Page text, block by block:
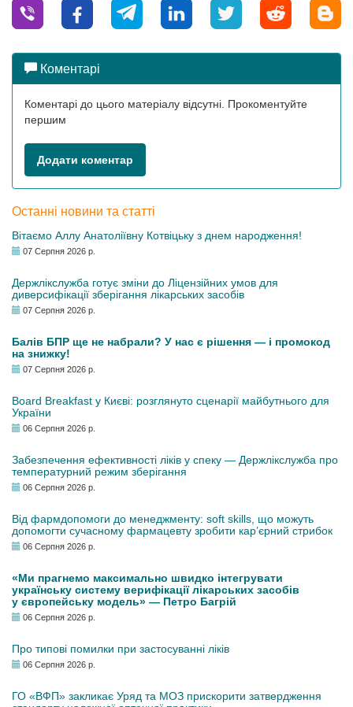
Коментарі
Коментарі до цього матеріалу відсутні. Прокоментуйте
першим
Додати коментар
Останні новини та статті
Вітаємо Аллу Анатоліївну Котвіцьку з днем народження!
07 Серпня 2026 р.
Держлікслужба готує зміни до Ліцензійних умов для
диверсифікації зберігання лікарських засобів
07 Серпня 2026 р.
Балів БПР ще не набрали? У нас є рішення — і промокод
на знижку!
07 Серпня 2026 р.
Board Breakfast у Києві: розглянуто сценарії майбутнього для
України
06 Серпня 2026 р.
Забезпечення ефективності ліків у спеку — Держлікслужба про
температурний режим зберігання
06 Серпня 2026 р.
Від фармдопомоги до менеджменту: soft skills, що можуть
допомогти сучасному фармацевту зробити кар’єрний стрибок
06 Серпня 2026 р.
«Ми прагнемо максимально швидко інтегрувати
українську систему верифікації лікарських засобів
у європейську модель» — Петро Багрій
06 Серпня 2026 р.
Про типові помилки при застосуванні ліків
06 Серпня 2026 р.
ГО «ВФП» закликає Уряд та МОЗ прискорити затвердження